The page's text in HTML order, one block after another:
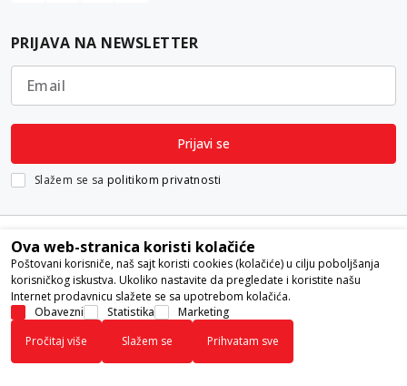
PRIJAVA NA NEWSLETTER
Email
Prijavi se
Slažem se sa politikom privatnosti
Nastojimo da budemo što precizniji u opisu proizvoda, prikazu slika i
samih cena, ali ne možemo garantovati da su sve informacije kompletne i
bez grešaka. Svi artikli prikazani na sajtu su deo naše ponude i ne
podrazumeva da su dostupni u svakom trenutku.
Ova web-stranica koristi kolačiće
Poštovani korisniče, naš sajt koristi cookies (kolačiće) u cilju poboljšanja
korisničkog iskustva. Ukoliko nastavite da pregledate i koristite našu
Internet prodavnicu slažete se sa upotrebom kolačića.
Obavezni
Statistika
Marketing
Pročitaj više
Slažem se Prihvatam sve